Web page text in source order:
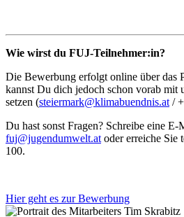
Wie wirst du FUJ-Teilnehmer:in?
Die Bewerbung erfolgt online über das
kannst Du dich jedoch schon vorab mit
setzen (steiermark@klimabuendnis.at /
Du hast sonst Fragen? Schreibe eine E-
fuj@jugendumwelt.at oder erreiche Sie
100.
Hier geht es zur Bewerbung